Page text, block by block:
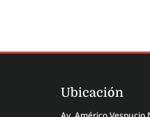
Ubicación